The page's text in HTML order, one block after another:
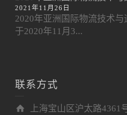
2021年11月26日
2020年亚洲国际物流技术
于2020年11月3...
联系方式
上海宝山区沪太路4361